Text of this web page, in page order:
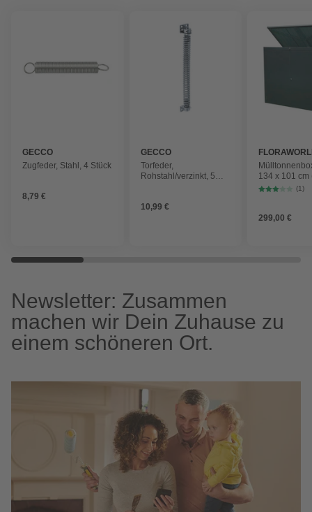
GECCO
Zugfeder, Stahl, 4 Stück
8,79 €
GECCO
Torfeder,
Rohstahl/verzinkt, 5
10,99 €
134 x 101 cm
1.810 Liter(1)
299,00 €
Newsletter: Zusammen
machen wir Dein Zuhause zu
einem schöneren Ort.